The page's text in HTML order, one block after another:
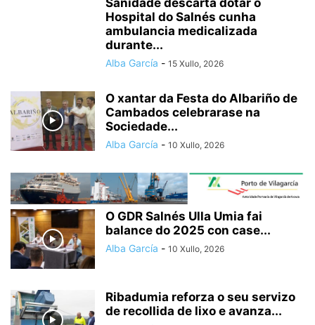
Hospital do Salnés cunha
ambulancia medicalizada
durante...
Alba García - 15 Xullo, 2026
O xantar da Festa do Albariño de
Cambados celebrarase na
Sociedade...
Alba García - 10 Xullo, 2026
O GDR Salnés Ulla Umia fai
balance do 2025 con case...
Alba García - 10 Xullo, 2026
Ribadumia reforza o seu servizo
de recollida de lixo e avanza...